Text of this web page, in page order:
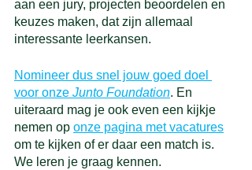
aan een jury, projecten beoordelen en
keuzes maken, dat zijn allemaal
interessante leerkansen.
Nomineer dus snel jouw goed doel
voor onze Junto Foundation. En
uiteraard mag je ook even een kijkje
nemen op onze pagina met vacatures
om te kijken of er daar een match is.
We leren je graag kennen.